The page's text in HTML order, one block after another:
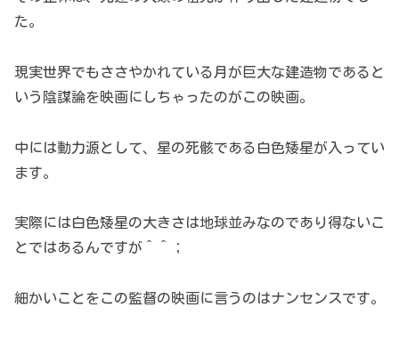
た。
現実世界でもささやかれている月が巨大な建造物であると
いう陰謀論を映画にしちゃったのがこの映画。
中には動力源として、星の死骸である白色矮星が入ってい
ます。
実際には白色矮星の大きさは地球並みなのであり得ないこ
とではあるんですが＾＾；
細かいことをこの監督の映画に言うのはナンセンスです。